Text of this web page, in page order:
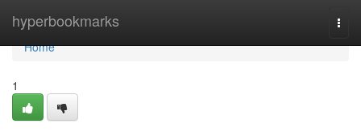
hyperbookmarks
Home
Home
1